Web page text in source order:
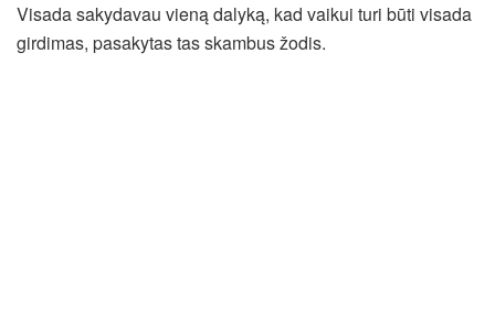
Visada sakydavau vieną dalyką, kad vaikui turi būti visada
girdimas, pasakytas tas skambus žodis.